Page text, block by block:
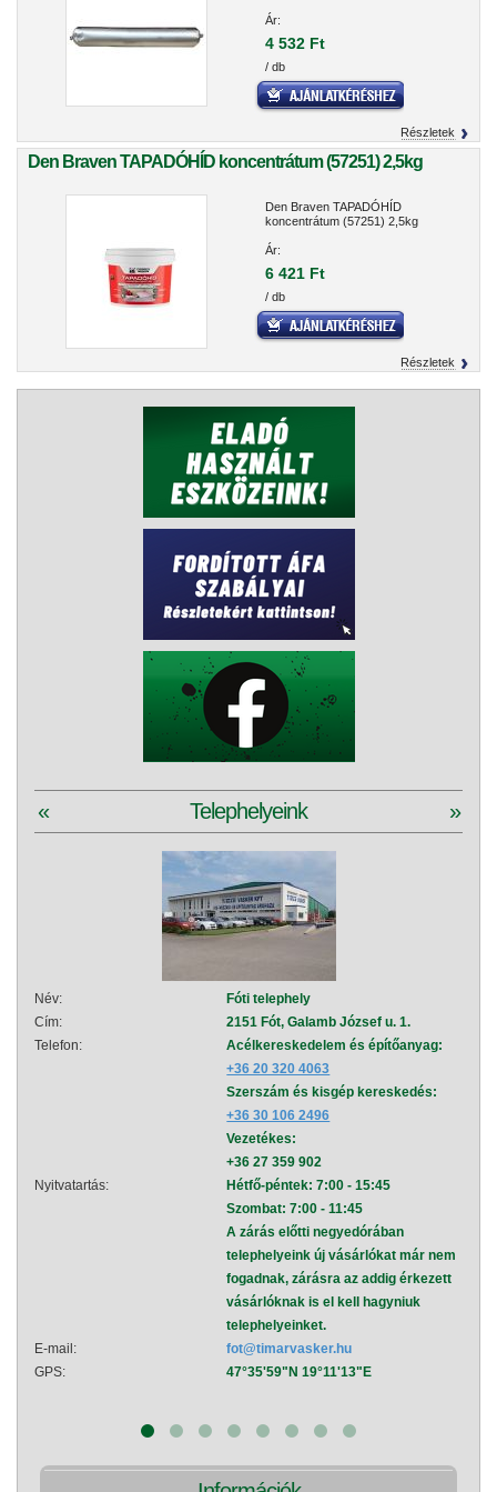
Ár:
4 532 Ft
/ db
Részletek
Den Braven TAPADÓHÍD koncentrátum (57251) 2,5kg
Den Braven TAPADÓHÍD
koncentrátum (57251) 2,5kg
Ár:
6 421 Ft
/ db
Részletek
Telephelyeink
« »
Név:
Fóti telephely
Cím:
2151 Fót, Galamb József u. 1.
Telefon:
Acélkereskedelem és építőanyag:
+36 20 320 4063
Szerszám és kisgép kereskedés:
+36 30 106 2496
Vezetékes:
+36 27 359 902
Nyitvatartás:
Hétfő-péntek: 7:00 - 15:45
Szombat: 7:00 - 11:45
A zárás előtti negyedórában
telephelyeink új vásárlókat már nem
fogadnak, zárásra az addig érkezett
vásárlóknak is el kell hagyniuk
telephelyeinket.
E-mail:
fot@timarvasker.hu
GPS:
47°35'59"N 19°11'13"E